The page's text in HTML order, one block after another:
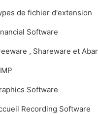
de fichier d'extension
Software
Software
Recording Software